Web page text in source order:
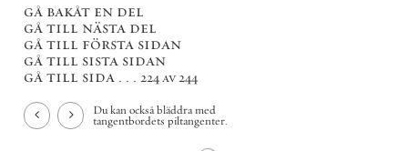
gå bakåt en del
gå till nästa del
gå till första sidan
gå till sista sidan
gå till sida . . . 224 av 244
Du kan också bläddra med
tangentbordets piltangenter.